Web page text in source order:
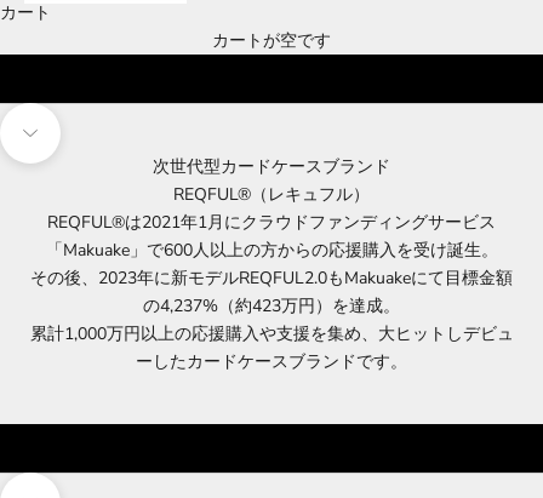
カート
カートが空です
小銭も入るカードケース | REQFUL®
次のセクションに移動
次世代型カードケースブランド
REQFUL®（レキュフル）
REQFUL®は2021年1月にクラウドファンディングサービス
「Makuake」で600人以上の方からの応援購入を受け誕生。
その後、2023年に新モデルREQFUL2.0もMakuakeにて目標金額
の4,237%（約423万円）を達成。
累計1,000万円以上の応援購入や支援を集め、大ヒットしデビュ
ーしたカードケースブランドです。
動画のミュートを解除